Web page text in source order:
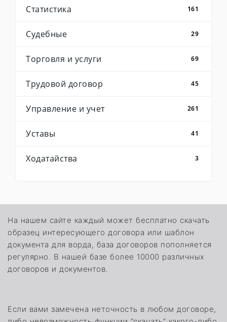
Статистика 161
Судебные 29
Торговля и услуги 69
Трудовой договор 45
Управление и учет 261
Уставы 41
Ходатайства 3
На нашем сайте каждый может бесплатно скачать
образец интересующего договора или шаблон
документа для ворда, база договоров пополняется
регулярно. В нашей базе более 10000 различных
договоров и документов.
Если вами замечена неточность в любом договоре,